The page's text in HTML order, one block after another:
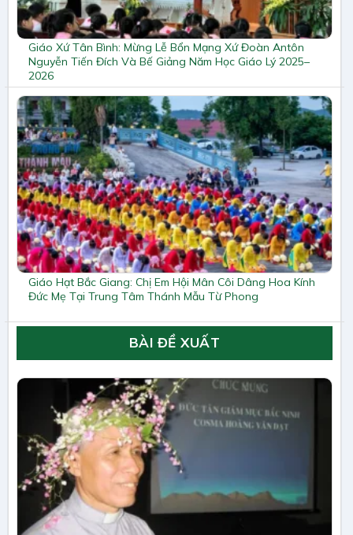
Giáo Xứ Tân Bình: Mừng Lễ Bổn Mạng Xứ Đoàn Antôn
Nguyễn Tiến Đích Và Bế Giảng Năm Học Giáo Lý 2025–
2026
Giáo Hạt Bắc Giang: Chị Em Hội Mân Côi Dâng Hoa Kính
Đức Mẹ Tại Trung Tâm Thánh Mẫu Từ Phong
BÀI ĐỀ XUẤT